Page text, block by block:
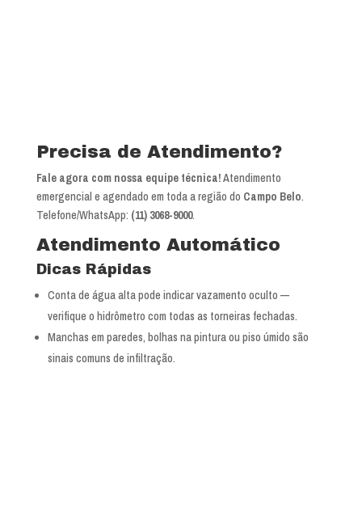
Precisa de Atendimento?
Fale agora com nossa equipe técnica!Atendimento
emergencial e agendado em toda a região do Campo Belo.
Telefone/WhatsApp: (11) 3068-9000.
Atendimento Automático
Dicas Rápidas
Conta de água alta pode indicar vazamento oculto —
verifique o hidrômetro com todas as torneiras fechadas.
Manchas em paredes, bolhas na pintura ou piso úmido são
sinais comuns de infiltração.